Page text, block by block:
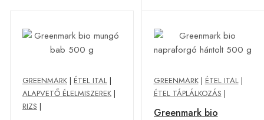
GREENMARK | ÉTEL ITAL |
ALAPVETŐ ÉLELMISZEREK |
RIZS |
GREENMARK| ÉTEL ITAL|
ÉTEL TÁPLÁLKOZÁS |
Greenmark bio